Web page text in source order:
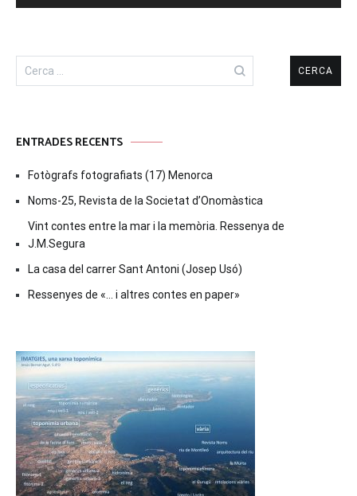
Cerca:
ENTRADES RECENTS
Fotògrafs fotografiats (17) Menorca
Noms-25, Revista de la Societat d’Onomàstica
Vint contes entre la mar i la memòria. Ressenya de
J.M.Segura
La casa del carrer Sant Antoni (Josep Usó)
Ressenyes de «… i altres contes en paper»